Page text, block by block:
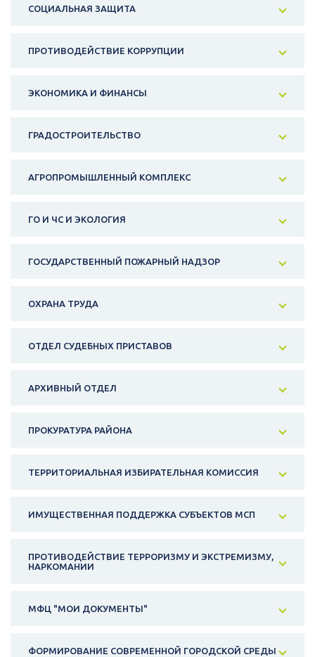
СОЦИАЛЬНАЯ ЗАЩИТА
ПРОТИВОДЕЙСТВИЕ КОРРУПЦИИ
ЭКОНОМИКА И ФИНАНСЫ
ГРАДОСТРОИТЕЛЬСТВО
АГРОПРОМЫШЛЕННЫЙ КОМПЛЕКС
ГО И ЧС И ЭКОЛОГИЯ
ГОСУДАРСТВЕННЫЙ ПОЖАРНЫЙ НАДЗОР
ОХРАНА ТРУДА
ОТДЕЛ СУДЕБНЫХ ПРИСТАВОВ
АРХИВНЫЙ ОТДЕЛ
ПРОКУРАТУРА РАЙОНА
ТЕРРИТОРИАЛЬНАЯ ИЗБИРАТЕЛЬНАЯ КОМИССИЯ
ИМУЩЕСТВЕННАЯ ПОДДЕРЖКА СУБЪЕКТОВ МСП
ПРОТИВОДЕЙСТВИЕ ТЕРРОРИЗМУ И ЭКСТРЕМИЗМУ,
НАРКОМАНИИ
МФЦ "МОИ ДОКУМЕНТЫ"
ФОРМИРОВАНИЕ СОВРЕМЕННОЙ ГОРОДСКОЙ СРЕДЫ